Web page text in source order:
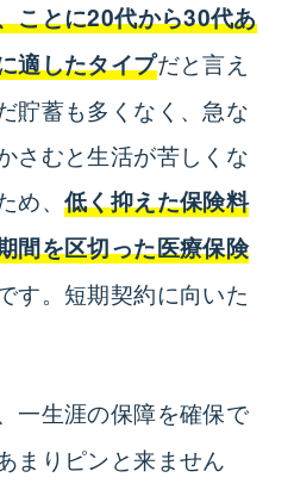
ことに20代から30代あ
適したタイプだと言え
貯蓄も多くなく、急な
さむと生活が苦しくな
、 低く抑えた保険料
間を区切った医療保険
す。短期契約に向いた
一生涯の保障を確保で
まりピンと来ません